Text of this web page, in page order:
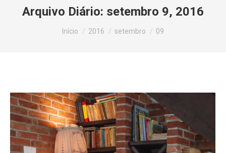
Arquivo Diário: setembro 9, 2016
Você está aqui:
Início 2016 setembro 09